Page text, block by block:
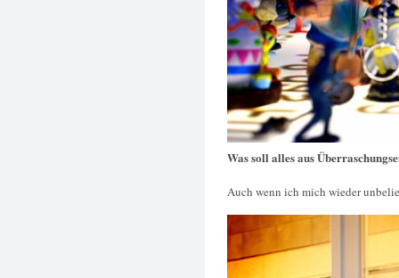
Was soll alles aus
Auch wenn ich mich wieder